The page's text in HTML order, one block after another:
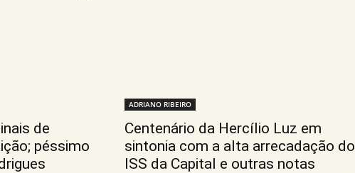
de
péssimo
ADRIANO RIBEIRO
Centenário da Hercílio Luz em
sintonia com a alta arrecadação do
ISS da Capital e outras notas